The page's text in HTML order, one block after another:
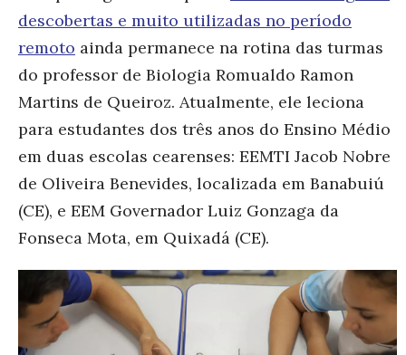
descobertas e muito utilizadas no período
remoto ainda permanece na rotina das turmas
do professor de Biologia Romualdo Ramon
Martins de Queiroz. Atualmente, ele leciona
para estudantes dos três anos do Ensino Médio
em duas escolas cearenses: EEMTI Jacob Nobre
de Oliveira Benevides, localizada em Banabuiú
(CE), e EEM Governador Luiz Gonzaga da
Fonseca Mota, em Quixadá (CE).